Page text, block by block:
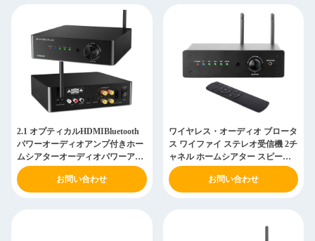
2.1 オプティカルHDMIBluetooth
パワーオーディオアンプ付きホー
ムシアターオーディオパワーアン
プ
お問い合わせ
ワイヤレス・オーディオ ブロータ
ス ワイファイ ステレオ受信機 2チ
ャネル ホームシアター スピーカ
ー 増幅器
お問い合わせ